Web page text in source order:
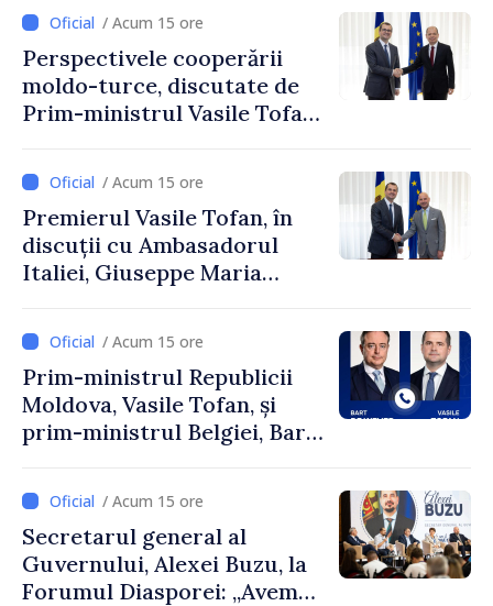
/ Acum 15 ore
Perspectivele cooperării
moldo-turce, discutate de
Prim-ministrul Vasile Tofan
Uygar Mustafa Sertel
/ Acum 15 ore
Premierul Vasile Tofan, în
discuții cu Ambasadorul
Italiei, Giuseppe Maria
/ Acum 15 ore
Prim-ministrul Republicii
Moldova, Vasile Tofan, și
prim-ministrul Belgiei, Bart
despre parcursul european
al Republicii Moldova.
/ Acum 15 ore
Secretarul general al
Guvernului, Alexei Buzu, la
Forumul Diasporei: „Avem